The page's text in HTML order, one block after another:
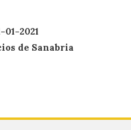
01-2021
de Sanabria